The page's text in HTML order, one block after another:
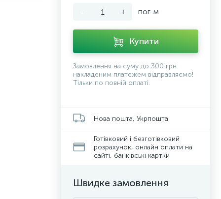
- + пог. м
Купити
Замовлення на суму до 300 грн.
накладеним платежем відправляємо!
Тільки по повній оплаті.
Нова пошта, Укрпошта
Готівковий і безготівковий
розрахунок, онлайн оплати на
сайті, банківські картки
Швидке замовлення